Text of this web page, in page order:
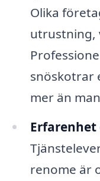
Olika
utrustning,
snöskotrar
mer än
Erfarenhet
renome är